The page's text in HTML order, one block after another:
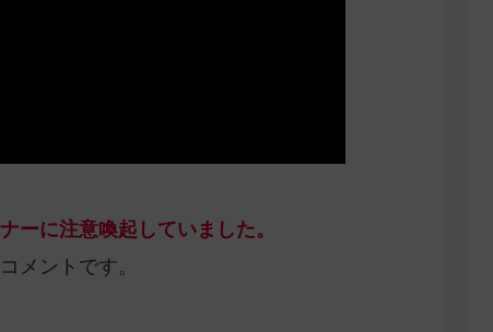
ーに注意喚起していました。
メントです。